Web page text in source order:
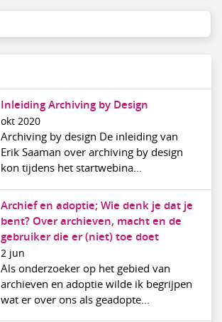
Inleiding Archiving by Design
okt 2020
Archiving by design De inleiding van
Erik Saaman over archiving by design
kon tijdens het startwebina...
Archief en adoptie; Wie denk je dat je
bent? Over archieven, macht en de
gebruiker die er (niet) toe doet
2 jun
Als onderzoeker op het gebied van
archieven en adoptie wilde ik begrijpen
wat er over ons als geadopte...